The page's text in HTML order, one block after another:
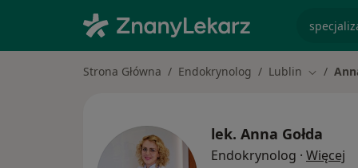
Strona Główna Endokrynolog Lublin Zmień
lek. Anna Gołda
Endokrynolog · Więcej